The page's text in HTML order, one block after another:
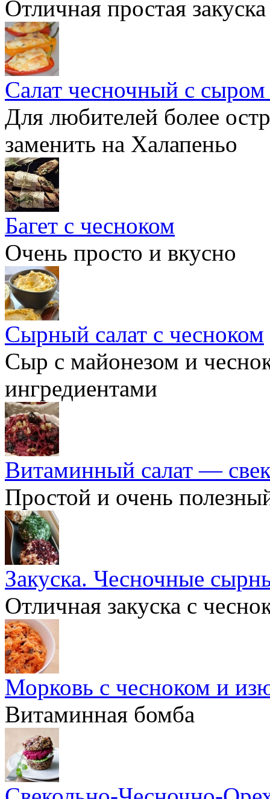
Отличная простая закуска
Салат чесночный с сыром
Для любителей более
заменить на Халапеньо
Багет с чесноком
Очень просто и вкусно
Сырный салат с чесноком
Сыр с майонезом и
ингредиентами
Витаминный салат —
Простой и очень
Закуска. Чесночные
Отличная закуска с
Морковь с чесноком и
Витаминная бомба